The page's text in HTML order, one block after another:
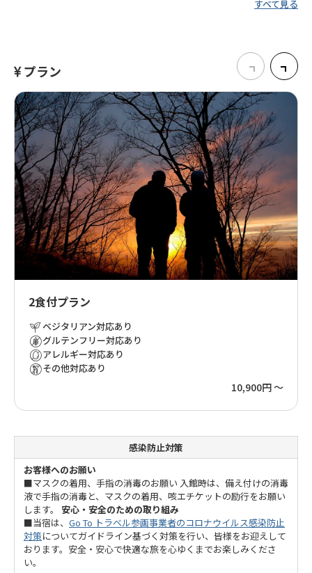
すべて見る
プラン
2食付プラン
ベジタリアン対応あり
グルテンフリー対応あり
アレルギー対応あり
その他対応あり
10,900円 ～
感染防止対策
お客様へのお願い
■マスクの着用、手指の消毒のお願い 入館時は、備え付けの消毒
液で手指の消毒と、マスクの着用、咳エチケットの励行をお願い
します。
安心・安全のための取り組み
■当宿は、 Go To トラベル参画事業者のコロナウイルス感染防止
対策についてガイドライン基づく対策を行い、皆様をお迎えして
おります。安全・安心で快適な旅を心ゆくまでお楽しみくださ
い。